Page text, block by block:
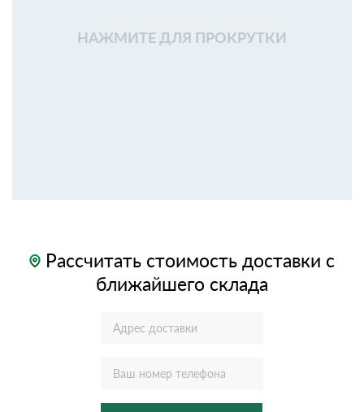
НАЖМИТЕ ДЛЯ ПРОКРУТКИ
Рассчитать стоимость доставки с
ближайшего склада